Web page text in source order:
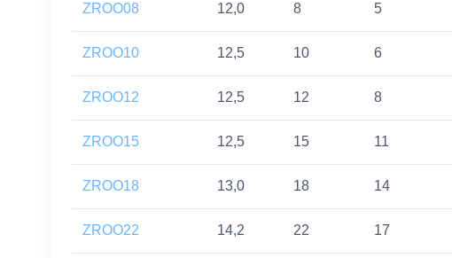
ZROO08 12,0 8 5
ZROO10 12,5 10 6
ZROO12 12,5 12 8
ZROO15 12,5 15 11
ZROO18 13,0 18 14
ZROO22 14,2 22 17